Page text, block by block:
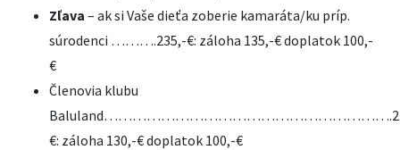
Zľava – ak si Vaše dieťa zoberie kamaráta/ku príp.
súrodenci ……….235,-€: záloha 135,-€ doplatok 100,-
€
Členovia klubu
€: záloha 130,-€ doplatok 100,-€